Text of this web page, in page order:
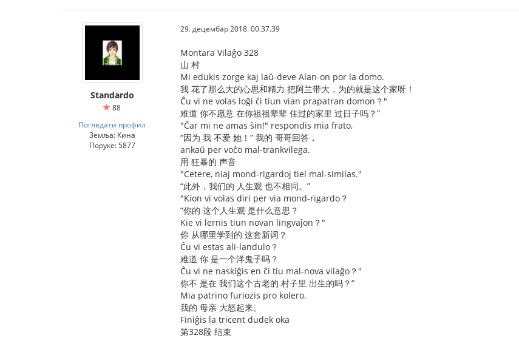
Standardo
88
Погледати профил
Земља: Кина
Поруке: 5877
29. децембар 2018. 00.37.39
Montara Vilaĝo 328
山 村
Mi edukis zorge kaj laŭ-deve Alan-on por la domo.
我 花了那么大的心思和精力 把阿兰带大，为的就是这个家呀！
Ĉu vi ne volas loĝi ĉi tiun vian prapatran domon？"
难道 你不愿意 在你祖祖辈辈 住过的家里 过日子吗？”
"Ĉar mi ne amas ŝin!" respondis mia frato,
“因为 我 不爱 她！” 我的 哥哥回答，
ankaŭ per voĉo mal-trankvilega.
用 狂暴的 声音
"Cetere, niaj mond-rigardoj tiel mal-similas."
“此外，我们的 人生观 也不相同。”
"Kion vi volas diri per via mond-rigardo？
“你的 这个人生观 是什么意思？
Kie vi lernis tiun novan lingvaĵon？"
你 从哪里学到的 这套新词？
Ĉu vi estas ali-landulo？
难道 你 是一个洋鬼子吗？
Ĉu vi ne naskiĝis en ĉi tiu mal-nova vilaĝo？"
你不 是在 我们这个古老的 村子里 出生的吗？”
Mia patrino furiozis pro kolero.
我的 母亲 大怒起来。
Finiĝis la tricent dudek oka
第328段 结束